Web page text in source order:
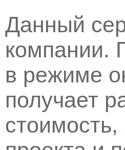
Данный
компании.
в режиме
получает